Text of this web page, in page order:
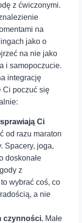
z ćwiczonymi.
na‍
jako o
na nie jako
i samopoczucie.
integrację
Ci ⁤poczuć się
Ci
od razu maraton
Spacery, joga,
doskonałe
z
wybrać coś, ⁣co⁣
a nie
czynności. Małe